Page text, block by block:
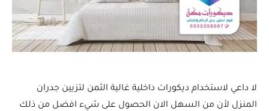
لا داعي لاستخدام ديكورات داخلية غالية الثمن لتزيين جدران
المنزل لأن من السهل الان الحصول على شيء افضل من ذلك